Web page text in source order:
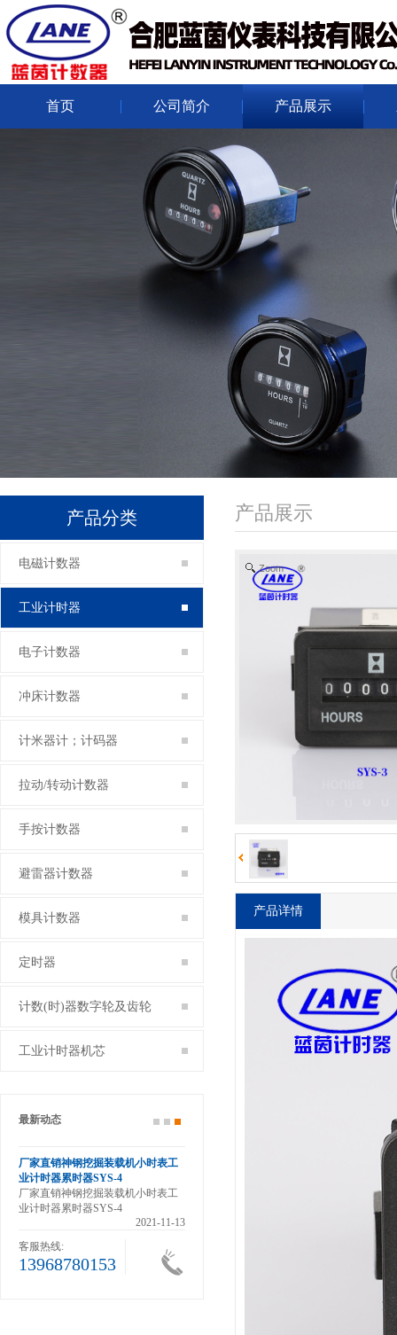
首页 公司简介 产品展示
产品分类
电磁计数器
工业计时器
电子计数器
冲床计数器
计米器计；计码器
拉动/转动计数器
手按计数器
避雷器计数器
模具计数器
定时器
计数(时)器数字轮及齿轮
工业计时器机芯
最新动态
厂家直销神钢挖掘装载机小时表工
业计时器累时器SYS-4
厂家直销神钢挖掘装载机小时表工
业计时器累时器SYS-4
2021-11-13
客服热线:
13968780153
产品展示
Zoom
产品详情